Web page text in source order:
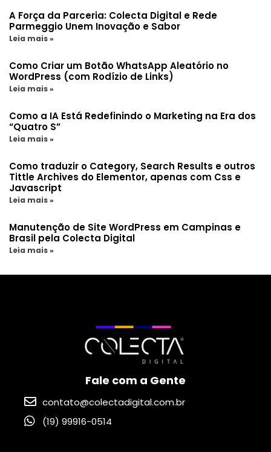
A Força da Parceria: Colecta Digital e Rede
Parmeggio Unem Inovação e Sabor
Leia mais »
Como Criar um Botão WhatsApp Aleatório no
WordPress (com Rodízio de Links)
Leia mais »
Como a IA Está Redefinindo o Marketing na Era dos
“Quatro S”
Leia mais »
Como traduzir o Category, Search Results e outros
Tittle Archives do Elementor, apenas com Css e
Javascript
Leia mais »
Manutenção de Site WordPress em Campinas e
Brasil pela Colecta Digital
Leia mais »
Fale com a Gente
contato@colectadigital.com.br
(19) 99916-0514